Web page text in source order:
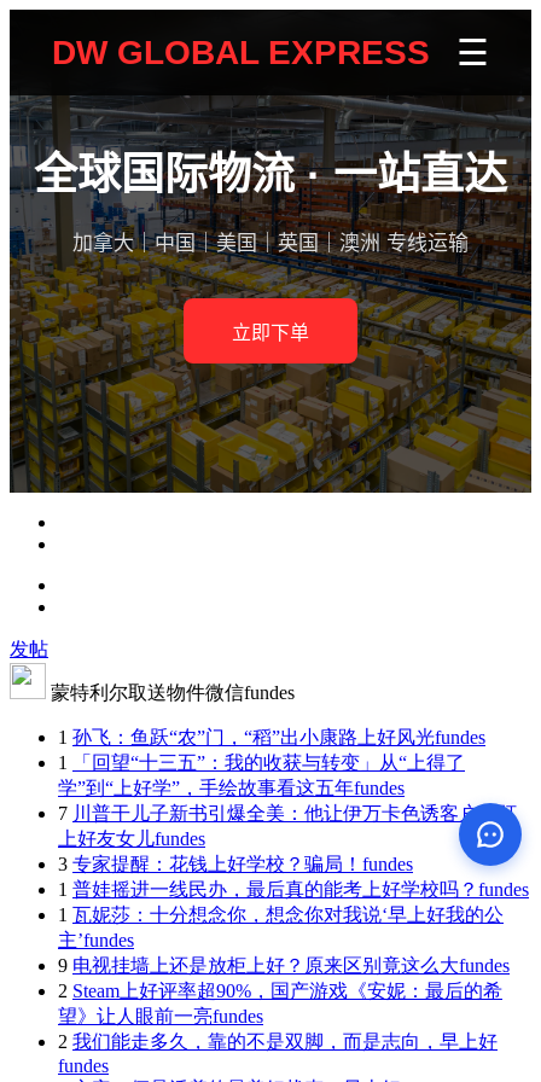
发帖
蒙特利尔取送物件微信fundes
1 孙飞：鱼跃“农”门，“稻”出小康路上好风光fundes
1
「回望“十三五”：我的收获与转变」从“上得了
学”到“上好学”，手绘故事看这五年fundes
7 川普干儿子新书引爆全美：他让伊万卡色诱客户，盯
上好友女儿fundes
3 专家提醒：花钱上好学校？骗局！ fundes
1 普娃摇进一线民办，最后真的能考上好学校吗？ fundes
1 瓦妮莎：十分想念你，想念你对我说‘早上好我的公
主’fundes
9 电视挂墙上还是放柜上好？原来区别竟这么大fundes
2 Steam上好评率超90%，国产游戏《安妮：最后的希
望》让人眼前一亮fundes
2 我们能走多久，靠的不是双脚，而是志向，早上好
fundes